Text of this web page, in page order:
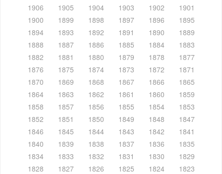
1906
1905 1904 1903 1902
1901
1900
1899 1898 1897 1896
1895
1894
1893 1892 1891 1890
1889
1888
1887 1886 1885 1884
1883
1882
1881 1880 1879 1878
1877
1876
1875 1874 1873 1872
1871
1870
1869 1868 1867 1866
1865
1864
1863 1862 1861 1860
1859
1858
1857 1856 1855 1854
1853
1852
1851 1850 1849 1848
1847
1846
1845 1844 1843 1842
1841
1840
1839 1838 1837 1836
1835
1834
1833 1832 1831 1830
1829
1828
1827 1826 1825 1824
1823